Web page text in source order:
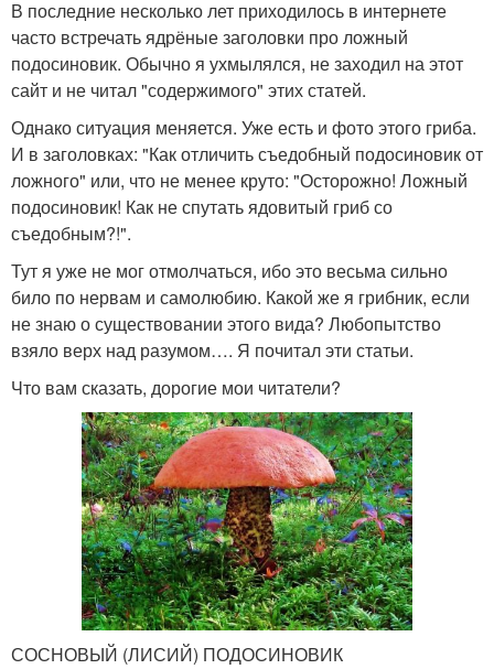
В последние несколько лет приходилось в интернете
часто встречать ядрёные заголовки про ложный
подосиновик. Обычно я ухмылялся, не заходил на этот
сайт и не читал "содержимого" этих статей.
Однако ситуация меняется. Уже есть и фото этого гриба.
И в заголовках: "Как отличить съедобный подосиновик от
ложного" или, что не менее круто: "Осторожно! Ложный
подосиновик! Как не спутать ядовитый гриб со
съедобным?!".
Тут я уже не мог отмолчаться, ибо это весьма сильно
било по нервам и самолюбию. Какой же я грибник, если
не знаю о существовании этого вида? Любопытство
взяло верх над разумом…. Я почитал эти статьи.
Что вам сказать, дорогие мои читатели?
СОСНОВЫЙ (ЛИСИЙ) ПОДОСИНОВИК